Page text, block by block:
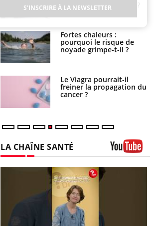
jours de vos vacances ?
Fortes chaleurs :
pourquoi le risque de
noyade grimpe-t-il ?
Le Viagra pourrait-il
freiner la propagation du
cancer ?
finalement être bénéfique
Grossesse et chaleur : ce
que dit la science
Le smartphone nuit-il à
l'apprentissage de la
lecture ?
LA CHAÎNE SANTÉ
S'INSCRIRE À LA NEWSLETTER